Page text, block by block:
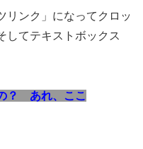
リンク」になってクロッ
してテキストボックス
？ あれ、ここ